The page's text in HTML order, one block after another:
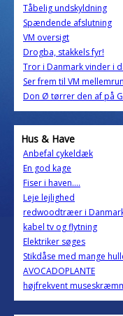
Tåbelig undskyldning
Spændende afslutning
VM oversigt
Drogba, stakkels fyr!
Tror i Danmark vinder i
Ser frem til VM
Don Ø tørrer den af på
Hus & Have
Anbefal cykeldæk
En god kage
Fiser i haven....
Leje lejlighed
redwoodtræer i
kabel tv og flytning
Elektriker søges
Stikdåse med mange
AVOCADOPLANTE
højfrekvent